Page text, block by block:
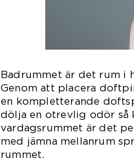
Badrummet är det rum i
Genom att placera
en kompletterande
dölja en otrevlig odör så
vardagsrummet är det
med jämna mellanrum